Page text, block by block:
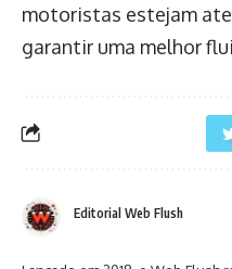
motoristas estejam
garantir uma melhor
Editorial Web Flush